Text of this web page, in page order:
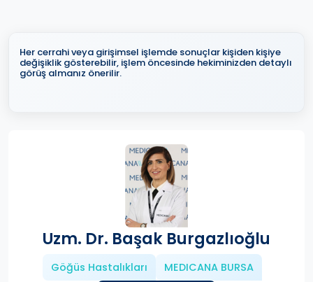
Her cerrahi veya girişimsel işlemde sonuçlar kişiden kişiye
değişiklik gösterebilir, işlem öncesinde hekiminizden detaylı
görüş almanız önerilir.
Uzm. Dr. Başak Burgazlıoğlu
Göğüs Hastalıkları MEDICANA BURSA